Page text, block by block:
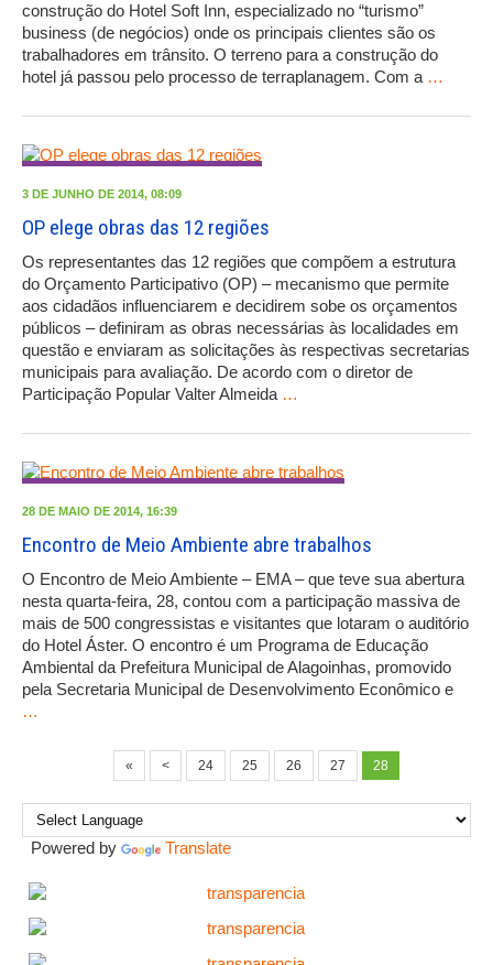
construção do Hotel Soft Inn, especializado no “turismo”
business (de negócios) onde os principais clientes são os
trabalhadores em trânsito. O terreno para a construção do
hotel já passou pelo processo de terraplanagem. Com a …
3 DE JUNHO DE 2014, 08:09
OP elege obras das 12 regiões
Os representantes das 12 regiões que compõem a estrutura
do Orçamento Participativo (OP) – mecanismo que permite
aos cidadãos influenciarem e decidirem sobe os orçamentos
públicos – definiram as obras necessárias às localidades em
questão e enviaram as solicitações às respectivas secretarias
municipais para avaliação. De acordo com o diretor de
Participação Popular Valter Almeida …
28 DE MAIO DE 2014, 16:39
Encontro de Meio Ambiente abre trabalhos
O Encontro de Meio Ambiente – EMA – que teve sua abertura
nesta quarta-feira, 28, contou com a participação massiva de
mais de 500 congressistas e visitantes que lotaram o auditório
do Hotel Áster. O encontro é um Programa de Educação
Ambiental da Prefeitura Municipal de Alagoinhas, promovido
pela Secretaria Municipal de Desenvolvimento Econômico e
…
« < 24 25 26 27 28
Powered by Translate